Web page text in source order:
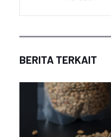
BERITA TERKAIT